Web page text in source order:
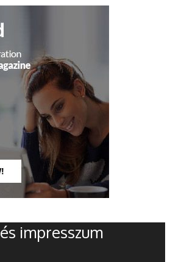
impresszum